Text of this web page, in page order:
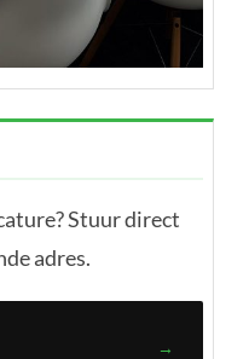
Stuur direct
adres.
→